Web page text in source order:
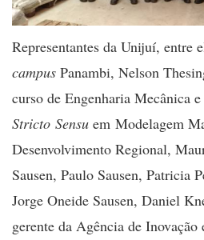
Representantes da Unijuí, entre
campus Panambi, Nelson
curso de Engenharia Mecânica
Stricto Sensu em Modelagem
Desenvolvimento Regional,
Sausen, Paulo Sausen, Patricia
Jorge Oneide Sausen, Daniel
gerente da Agência de